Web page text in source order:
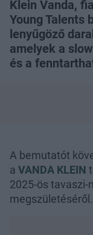
Klein Vanda,
Young Talents
lenyűgöző
amelyek a
és a
A bemutatót
a VANDA KLEIN
2025-ös tavaszi-
megszületéséről.